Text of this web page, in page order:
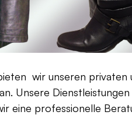
wir unseren
Unsere
eine professionelle